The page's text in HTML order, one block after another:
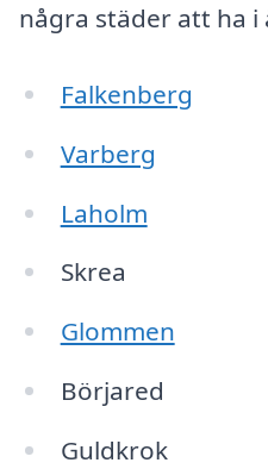
några städer att ha i
Falkenberg
Varberg
Laholm
Skrea
Glommen
Börjared
Guldkrok